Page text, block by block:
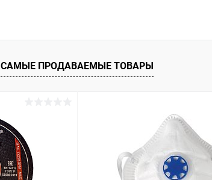
САМЫЕ ПРОДАВАЕМЫЕ ТОВАРЫ